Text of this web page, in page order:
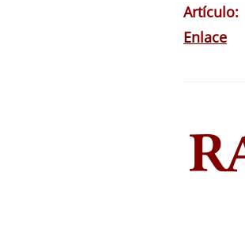
Artículo:
Enlace